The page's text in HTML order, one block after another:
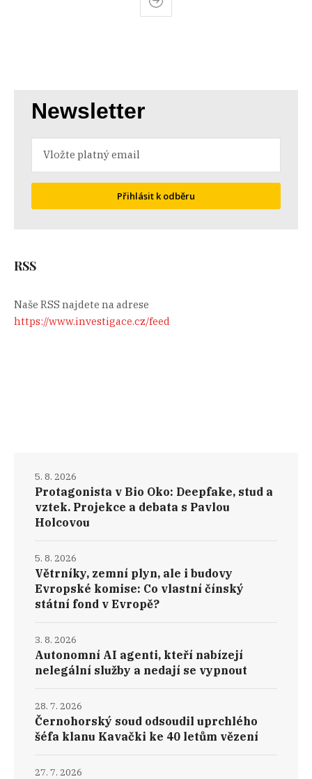
Newsletter
Přihlásit k odběru
RSS
Naše RSS najdete na adrese
https://www.investigace.cz/feed
Protagonista v Bio Oko: Deepfake, stud a
vztek. Projekce a debata s Pavlou
Holcovou
5. 8. 2026
Větrníky, zemní plyn, ale i budovy
Evropské komise: Co vlastní čínský
státní fond v Evropě?
5. 8. 2026
Autonomní AI agenti, kteří nabízejí
nelegální služby a nedají se vypnout
3. 8. 2026
Černohorský soud odsoudil uprchlého
šéfa klanu Kavački ke 40 letům vězení
28. 7. 2026
27. 7. 2026